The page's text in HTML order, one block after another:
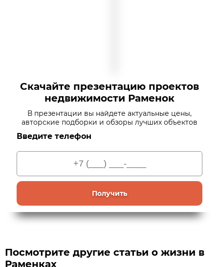
Скачайте презентацию проектов
недвижимости Раменок
В презентации вы найдете актуальные цены,
авторские подборки и обзоры лучших объектов
Введите телефон
Получить
Посмотрите другие статьи о жизни в
Раменках